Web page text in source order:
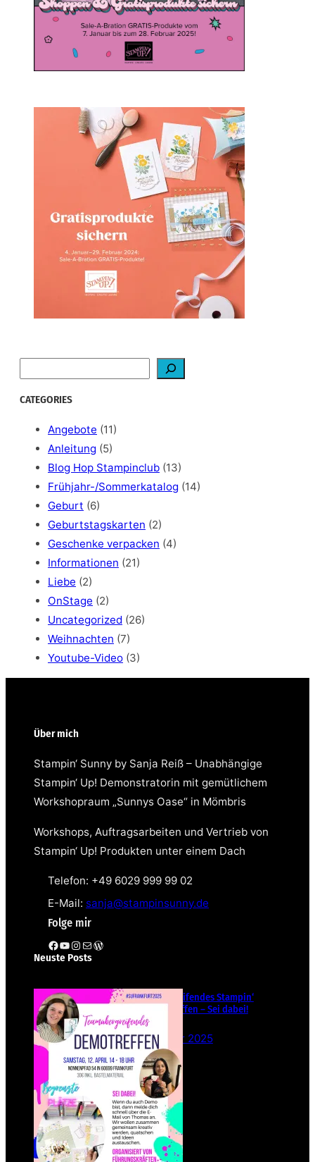
Sale-a-bration 2024 bei
Stampin‘ Up!
1. Februar 2024
e
a
CATEGORIES
Angebote (11)
Anleitung (5)
Blog Hop Stampinclub (13)
Frühjahr-/Sommerkatalog (14)
Geburt (6)
Geburtstagskarten (2)
Geschenke verpacken (4)
Informationen (21)
Liebe (2)
OnStage (2)
Uncategorized (26)
Weihnachten (7)
Youtube-Video (3)
Über mich
Stampin‘ Sunny by Sanja Reiß – Unabhängige
Stampin‘ Up! Demonstratorin mit gemütlichem
Workshopraum „Sunnys Oase“ in Mömbris
Workshops, Auftragsarbeiten und Vertrieb von
Stampin‘ Up! Produkten unter einem Dach
Telefon: +49 6029 999 99 02
E-Mail: sanja@stampinsunny.de
Folge mir
Facebook YouTube Instagram E-Mail WordPress
Neuste Posts
Teamübergreifendes Stampin‘
Up! Demotreffen – Sei dabei!
26. Februar 2025